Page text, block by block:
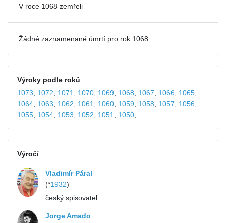
V roce 1068 zemřeli
Žádné zaznamenané úmrtí pro rok 1068.
Výroky podle roků
1073
1072 1071 1070, 1069 1068 1067 1066 1065,
1064, 1063 1062 1061 1060, 1059 1058 1057 1056
1055, 1054, 1053 1052 1051 1050,
Výročí
Vladimír Páral
(*1932)
český spisovatel
Jorge Amado